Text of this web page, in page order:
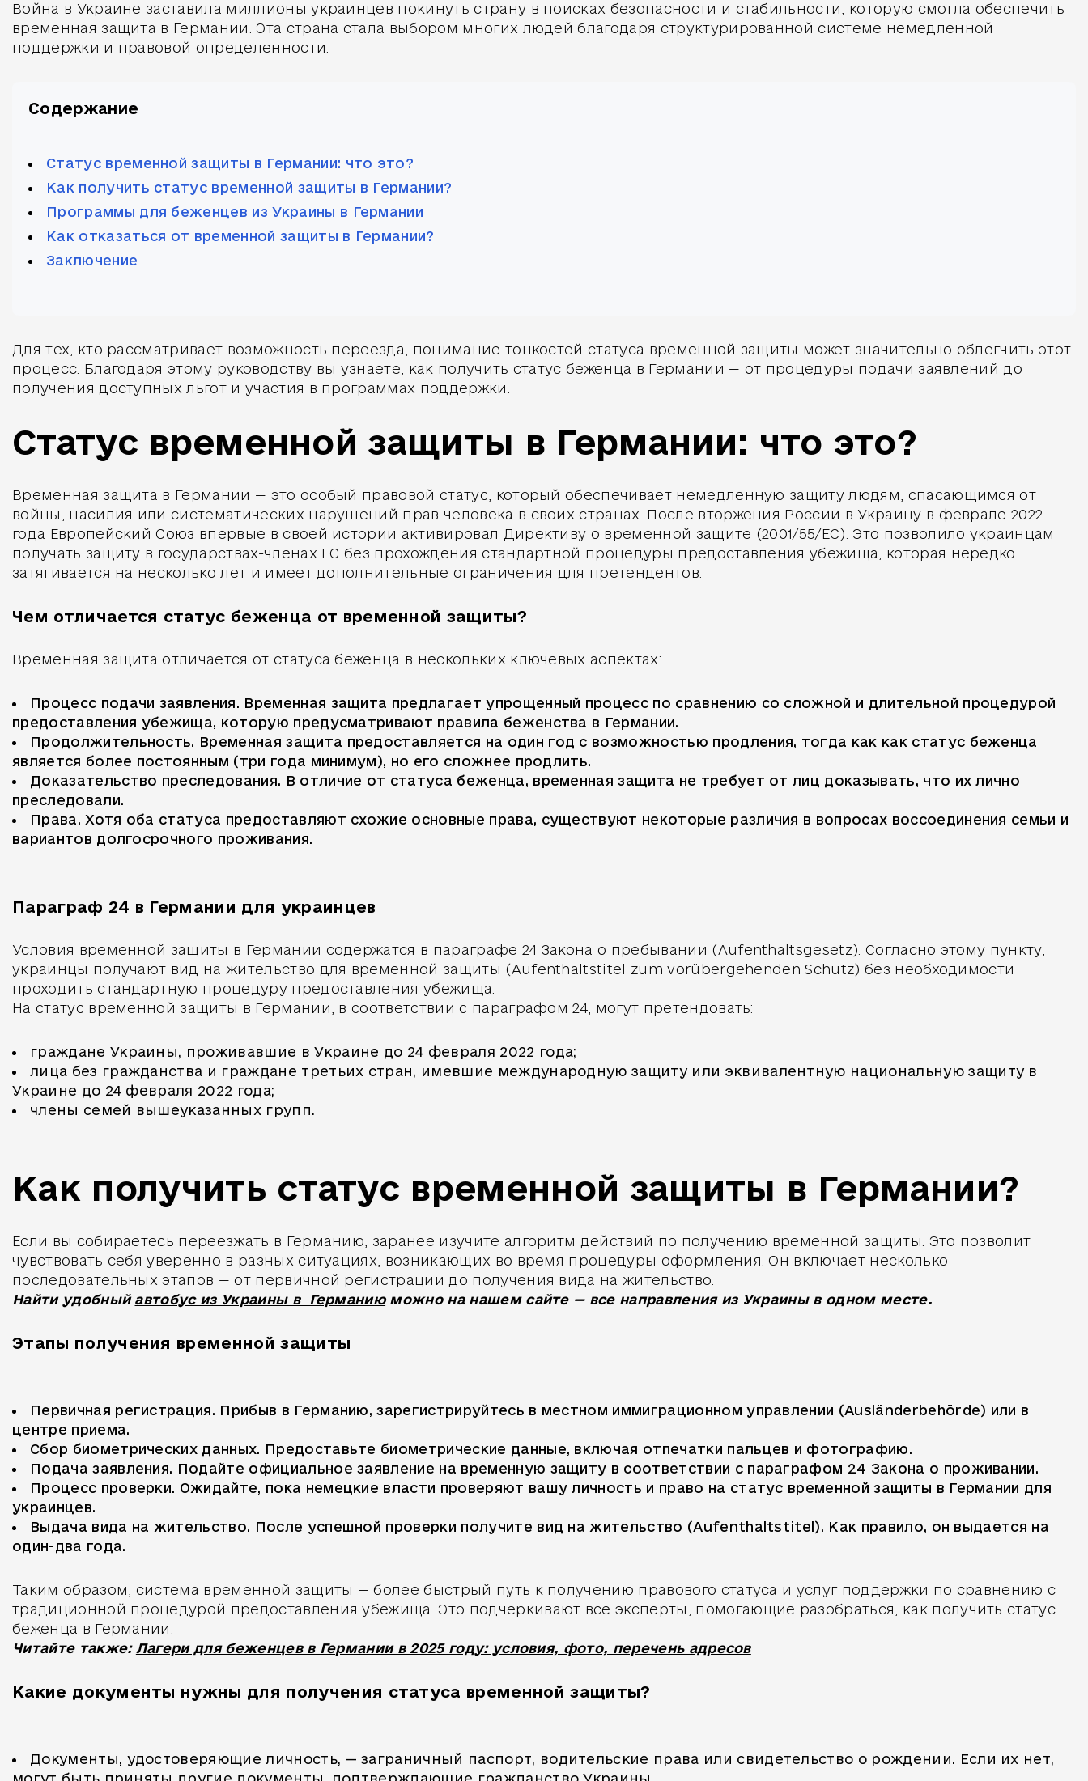
Война в Украине заставила миллионы украинцев покинуть страну в поисках безопасности и стабильности, которую смогла обеспечить
временная защита в Германии. Эта страна стала выбором многих людей благодаря структурированной системе немедленной
поддержки и правовой определенности.
Содержание
Статус временной защиты в Германии: что это?
Как получить статус временной защиты в Германии?
Программы для беженцев из Украины в Германии
Как отказаться от временной защиты в Германии?
Заключение
Для тех, кто рассматривает возможность переезда, понимание тонкостей статуса временной защиты может значительно облегчить этот
процесс. Благодаря этому руководству вы узнаете, как получить статус беженца в Германии — от процедуры подачи заявлений до
получения доступных льгот и участия в программах поддержки.
Статус временной защиты в Германии: что это?
Временная защита в Германии — это особый правовой статус, который обеспечивает немедленную защиту людям, спасающимся от
войны, насилия или систематических нарушений прав человека в своих странах. После вторжения России в Украину в феврале 2022
года Европейский Союз впервые в своей истории активировал Директиву о временной защите (2001/55/EC). Это позволило украинцам
получать защиту в государствах-членах ЕС без прохождения стандартной процедуры предоставления убежища, которая нередко
затягивается на несколько лет и имеет дополнительные ограничения для претендентов.
Чем отличается статус беженца от временной защиты?
Временная защита отличается от статуса беженца в нескольких ключевых аспектах:
Процесс подачи заявления. Временная защита предлагает упрощенный процесс по сравнению со сложной и длительной процедурой
предоставления убежища, которую предусматривают правила беженства в Германии.
Продолжительность. Временная защита предоставляется на один год с возможностью продления, тогда как как статус беженца
является более постоянным (три года минимум), но его сложнее продлить.
Доказательство преследования. В отличие от статуса беженца, временная защита не требует от лиц доказывать, что их лично
преследовали.
Права. Хотя оба статуса предоставляют схожие основные права, существуют некоторые различия в вопросах воссоединения семьи и
вариантов долгосрочного проживания.
Параграф 24 в Германии для украинцев
Условия временной защиты в Германии содержатся в параграфе 24 Закона о пребывании (Aufenthaltsgesetz). Согласно этому пункту,
украинцы получают вид на жительство для временной защиты (Aufenthaltstitel zum vorübergehenden Schutz) без необходимости
проходить стандартную процедуру предоставления убежища.
На статус временной защиты в Германии, в соответствии с параграфом 24, могут претендовать:
граждане Украины, проживавшие в Украине до 24 февраля 2022 года;
лица без гражданства и граждане третьих стран, имевшие международную защиту или эквивалентную национальную защиту в
Украине до 24 февраля 2022 года;
члены семей вышеуказанных групп.
Как получить статус временной защиты в Германии?
Если вы собираетесь переезжать в Германию, заранее изучите алгоритм действий по получению временной защиты. Это позволит
чувствовать себя уверенно в разных ситуациях, возникающих во время процедуры оформления. Он включает несколько
последовательных этапов — от первичной регистрации до получения вида на жительство.
Найти удобный автобус из Украины в Германиюможно на нашем сайте — все направления из Украины в одном месте.
Этапы получения временной защиты
Первичная регистрация. Прибыв в Германию, зарегистрируйтесь в местном иммиграционном управлении (Ausländerbehörde) или в
центре приема.
Сбор биометрических данных. Предоставьте биометрические данные, включая отпечатки пальцев и фотографию.
Подача заявления. Подайте официальное заявление на временную защиту в соответствии с параграфом 24 Закона о проживании.
Процесс проверки. Ожидайте, пока немецкие власти проверяют вашу личность и право на статус временной защиты в Германии для
украинцев.
Выдача вида на жительство. После успешной проверки получите вид на жительство (Aufenthaltstitel). Как правило, он выдается на
один-два года.
Таким образом, система временной защиты — более быстрый путь к получению правового статуса и услуг поддержки по сравнению с
традиционной процедурой предоставления убежища. Это подчеркивают все эксперты, помогающие разобраться, как получить статус
беженца в Германии.
Читайте также: Лагери для беженцев в Германии в 2025 году: условия, фото, перечень адресов
Какие документы нужны для получения статуса временной защиты?
Документы, удостоверяющие личность, — заграничный паспорт, водительские права или свидетельство о рождении. Если их нет,